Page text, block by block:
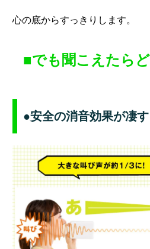
心の底からすっきりします。
■でも聞こえたら
●安全の消音効果が凄す